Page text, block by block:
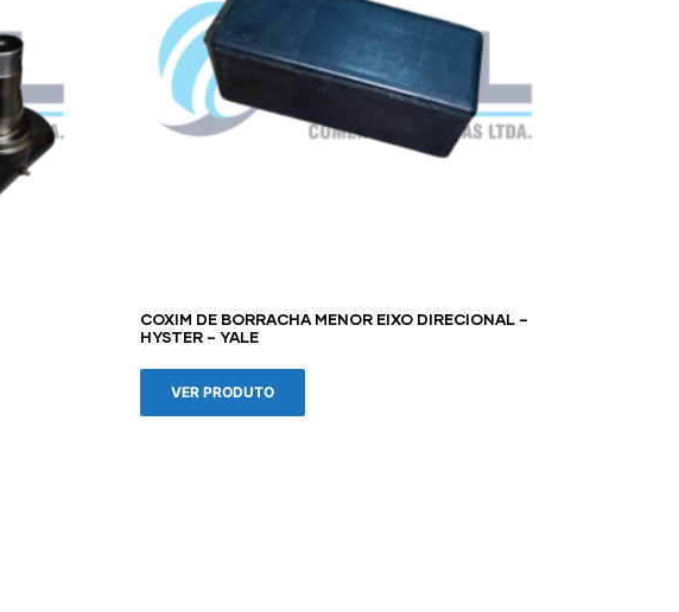
COXIM DE BORRACHA MENOR EIXO DIRECIONAL –
HYSTER – YALE
VER PRODUTO